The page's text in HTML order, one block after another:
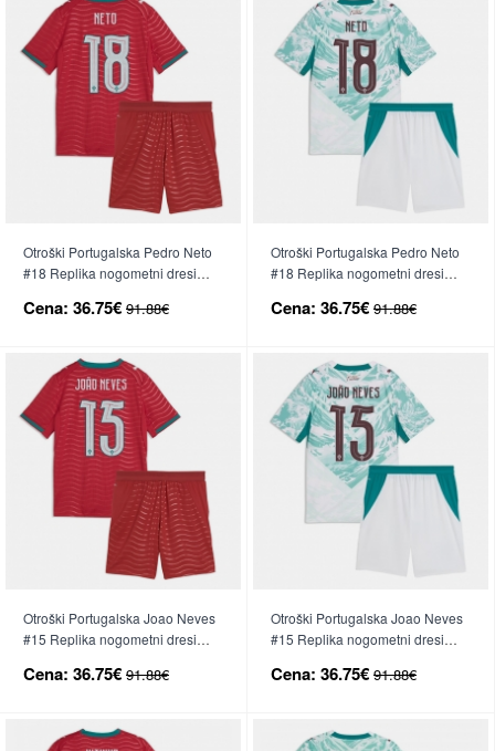
Otroški Portugalska Pedro Neto
#18 Replika nogometni dresi
Rokav (+ hlače)
Cena: 36.75€ 91.88€
Otroški Portugalska Pedro Neto
#18 Replika nogometni dresi
Kratek Rokav (+ hlače)
Cena: 36.75€ 91.88€
Otroški Portugalska Joao Neves
#15 Replika nogometni dresi
Rokav (+ hlače)
Cena: 36.75€ 91.88€
Otroški Portugalska Joao Neves
#15 Replika nogometni dresi
Kratek Rokav (+ hlače)
Cena: 36.75€ 91.88€